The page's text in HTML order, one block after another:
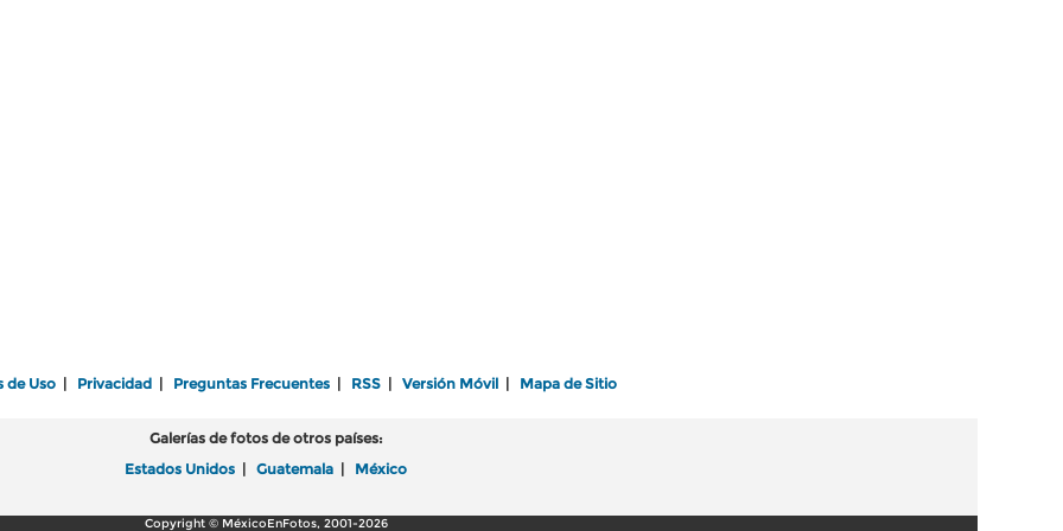
de Uso Privacidad Preguntas Frecuentes RSS Versión Móvil Mapa de Sitio
Galerías de fotos de otros países:
Estados Unidos
Guatemala México
Copyright © MéxicoEnFotos, 2001-2026